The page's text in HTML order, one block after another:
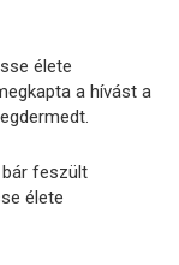
élete
a hívást a
feszült
élete